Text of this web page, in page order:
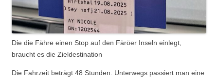
Die die Fähre einen Stop auf den Färöer Inseln einlegt,
braucht es die Zieldestination
Die Fahrzeit beträgt 48 Stunden. Unterwegs passiert man eine